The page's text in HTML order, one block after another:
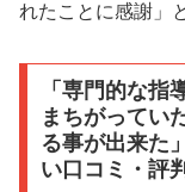
れたことに感謝」
「専門的な指
まちがってい
る事が出来た
い口コミ・評判